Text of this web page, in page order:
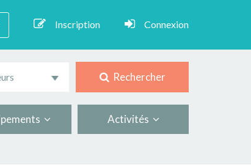
Inscription Connexion
Rechercher
Activités